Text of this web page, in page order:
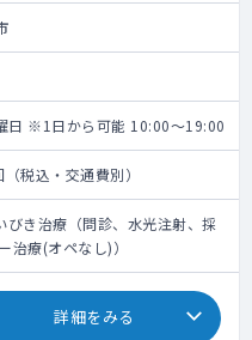
日 ※1日から可能 10:00～19:00
税込・交通費別）
びき治療（問診、水光注射、採
治療(オペなし)）
詳細をみる